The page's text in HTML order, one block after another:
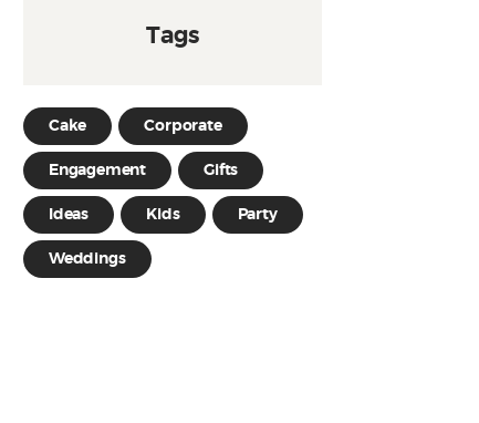
Tags
Cake Corporate
Engagement Gifts
Ideas Kids Party
Weddings